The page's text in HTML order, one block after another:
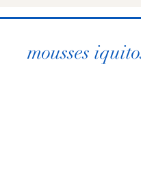
mousses